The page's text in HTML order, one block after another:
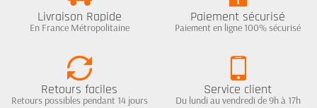
Livraison Rapide
En France Métropolitaine
Paiement sécurisé
Paiement en ligne 100% sécurisé
Retours faciles
Retours possibles pendant 14 jours
Service client
Du lundi au vendredi de 9h à 17h